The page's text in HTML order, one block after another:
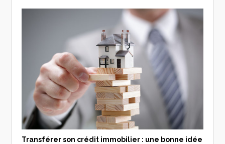
Transférer son crédit immobilier : une bonne idée